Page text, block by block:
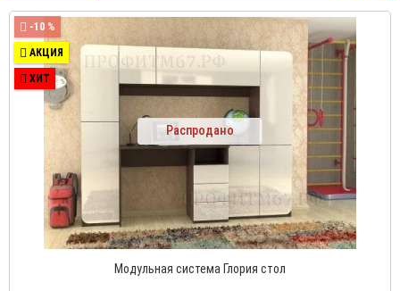
-10 %
АКЦИЯ
ХИТ
Распродано
Модульная система Глория стол